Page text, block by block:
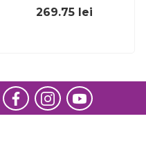
269.75 lei